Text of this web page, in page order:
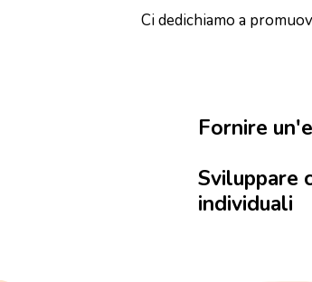
Ci dedichiamo a
Fornire
Sviluppare
individuali